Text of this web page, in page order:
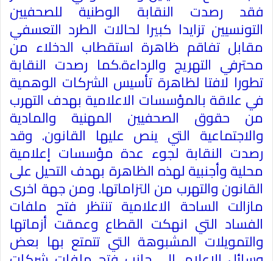
فقد رصدت النقابة الوطنية للصحفيين
التونسيين تزايدا كبيرا لحالات الطرد التعسفي
مقابل تفاقم ظاهرة استقطاب الدخلاء من
محترفي التهريج والرداءة.كما رصدت النقابة
تطورا لافتا لظاهرة تأسيس الشركات الوهمية
في علاقة بالمؤسسات الاعلامية بهدف التهرب
من حقوق الصحفيين المهنية والمادية
والاجتماعية التي ينص عليها القانون. وقد
رصدت النقابة لجوء عدة مؤسسات إعلامية
محلية وأجنبية لهذه الظاهرة بهدف التحيل على
القانون والتهرب من التزاماتها. ومن جهة اخرى
مازالت الساحة الاعلامية تنتظر فتح ملفات
الفساد التي انهكت القطاع وعمقت أزماتها
والتمويلات المشبوهة التي تتمتع بها بعض